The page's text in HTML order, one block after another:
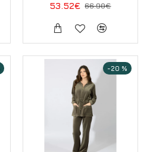
53.52€ 66.90€
-20 %